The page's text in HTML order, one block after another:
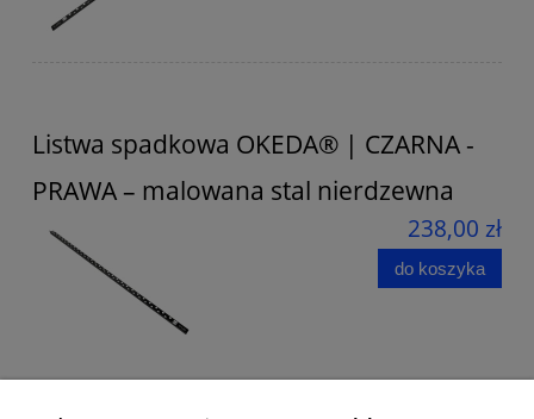
Listwa spadkowa OKEDA® | CZARNA -
PRAWA – malowana stal nierdzewna
238,00 zł
do koszyka